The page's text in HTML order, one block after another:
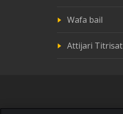
Wafa bail
Attijari